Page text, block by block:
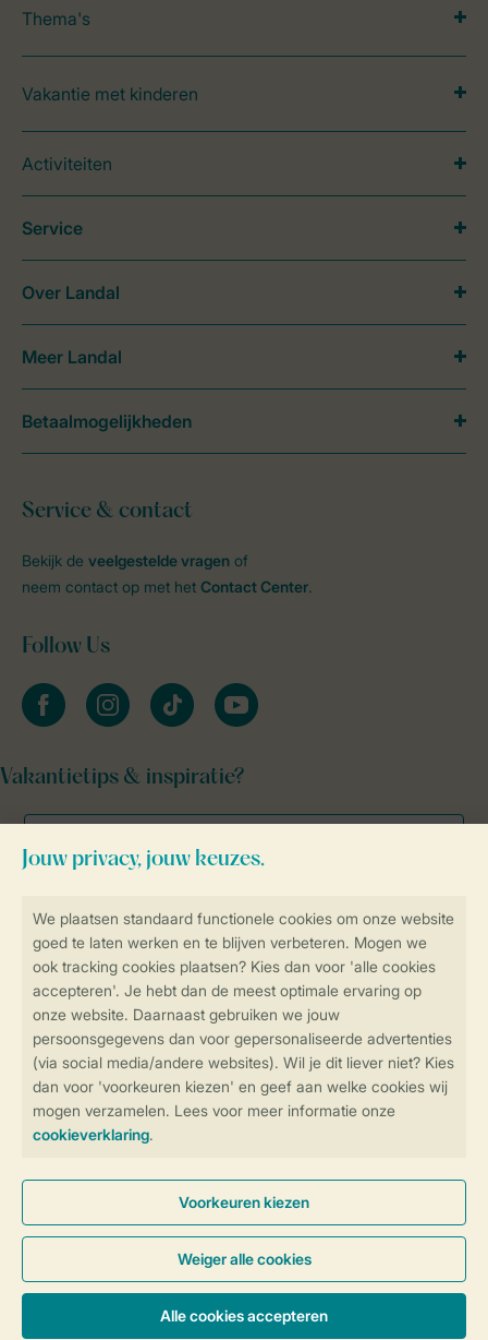
Controle over jouw gegevens &
Instellingen wijzigen
Veilig en snel online boeken
Veilige gegevensoverdracht
Veilige betaling
Thema's
Vakantie met kinderen
Activiteiten
Service & contact
Bekijk de veelgestelde vragen of
neem contact op met het Contact Center.
Follow Us
facebookinstagramtiktok youtube
Vakantietips & inspiratie?
Service
Over Landal
Meer Landal
Betaalmogelijkheden
Algemene Voorwaarden Privacy Notice
Cookies en banners
Toegankelijkheid © 2026 Landal